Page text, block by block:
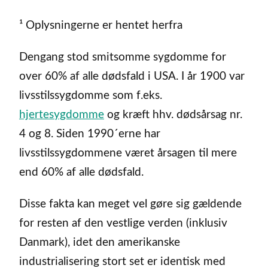
¹ Oplysningerne er hentet herfra
Dengang stod smitsomme sygdomme for
over 60% af alle dødsfald i USA. I år 1900 var
livsstilssygdomme som f.eks.
hjertesygdomme og kræft hhv. dødsårsag nr.
4 og 8. Siden 1990´erne har
livsstilssygdommene været årsagen til mere
end 60% af alle dødsfald.
Disse fakta kan meget vel gøre sig gældende
for resten af den vestlige verden (inklusiv
Danmark), idet den amerikanske
industrialisering stort set er identisk med